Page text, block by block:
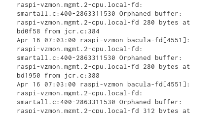
raspi-vzmon.mgmt.2-cpu.local-fd:
smartall.c:400-2863311530 Orphaned buffer:
raspi-vzmon.mgmt.2-cpu.local-fd 280 bytes at
bd0f58 from jcr.c:384
Apr 16 07:03:00 raspi-vzmon bacula-fd[4551]:
raspi-vzmon.mgmt.2-cpu.local-fd:
smartall.c:400-2863311530 Orphaned buffer:
raspi-vzmon.mgmt.2-cpu.local-fd 280 bytes at
bd1950 from jcr.c:388
Apr 16 07:03:00 raspi-vzmon bacula-fd[4551]:
raspi-vzmon.mgmt.2-cpu.local-fd:
smartall.c:400-2863311530 Orphaned buffer:
raspi-vzmon.mgmt.2-cpu.local-fd 312 bytes at